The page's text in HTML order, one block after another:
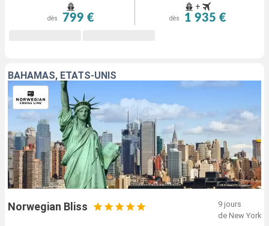
dès 799 €
+
dès 1 935 €
BAHAMAS, ÉTATS-UNIS
Norwegian Bliss
9 jours
de New York